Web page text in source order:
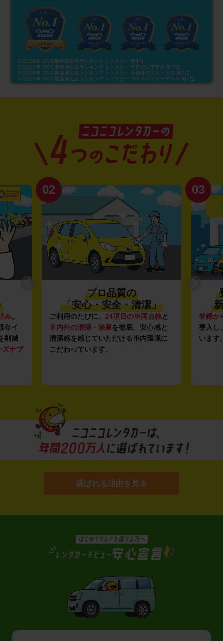
み。
存イ
削減
ズナブ
02
プロ品質の
「安心・安全・清潔」
ご利用のたびに、 24項目の車両点検と
車内外の清掃・除菌を徹底。安心感と
清潔感を感じていただける車内環境に
こだわっています。
03
登録か
導入し
います
選ばれる理由を見る